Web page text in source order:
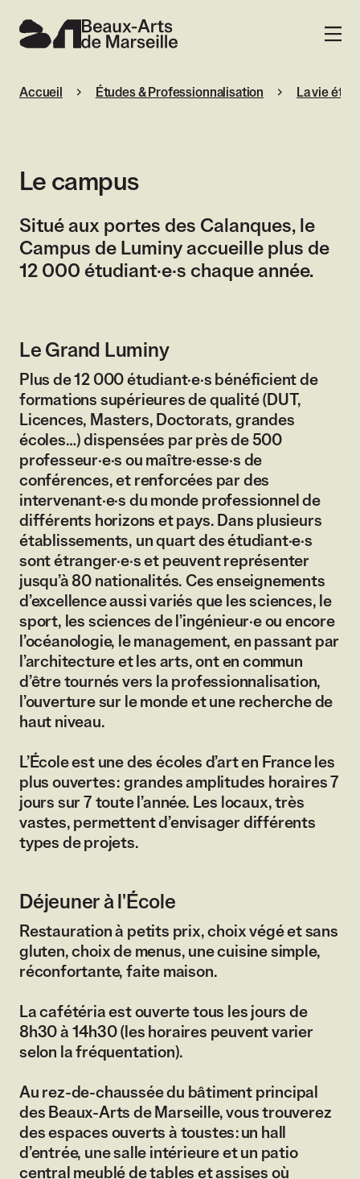
Beaux-Arts de Marseille
MENU
Accueil Études & Professionnalisation La vie
Le campus
Situé aux portes des Calanques, le
Campus de Luminy accueille plus de
12 000 étudiant·e·s chaque année.
Le Grand Luminy
Plus de 12 000 étudiant·e·s bénéficient de
formations supérieures de qualité (DUT,
Licences, Masters, Doctorats, grandes
écoles…) dispensées par près de 500
professeur·e·s ou maître·esse·s de
conférences, et renforcées par des
intervenant·e·s du monde professionnel de
différents horizons et pays. Dans plusieurs
établissements, un quart des étudiant·e·s
sont étranger·e·s et peuvent représenter
jusqu’à 80 nationalités. Ces enseignements
d’excellence aussi variés que les sciences, le
sport, les sciences de l’ingénieur·e ou encore
l’océanologie, le management, en passant par
l’architecture et les arts, ont en commun
d’être tournés vers la professionnalisation,
l’ouverture sur le monde et une recherche de
haut niveau.
L’École est une des écoles d’art en France les
plus ouvertes : grandes amplitudes horaires 7
jours sur 7 toute l’année. Les locaux, très
vastes, permettent d’envisager différents
types de projets.
Déjeuner à l'École
Restauration à petits prix, choix végé et sans
gluten, choix de menus, une cuisine simple,
réconfortante, faite maison.
La cafétéria est ouverte tous les jours de
8h30 à 14h30 (les horaires peuvent varier
selon la fréquentation).
Au rez-de-chaussée du bâtiment principal
des Beaux-Arts de Marseille, vous trouverez
des espaces ouverts à toustes : un hall
d’entrée, une salle intérieure et un patio
central meublé de tables et assises où